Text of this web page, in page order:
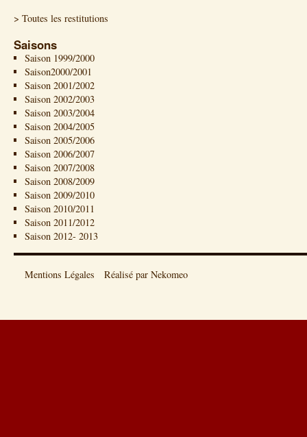
> Toutes les restitutions
Saisons
Saison 1999/2000
Saison2000/2001
Saison 2001/2002
Saison 2002/2003
Saison 2003/2004
Saison 2004/2005
Saison 2005/2006
Saison 2006/2007
Saison 2007/2008
Saison 2008/2009
Saison 2009/2010
Saison 2010/2011
Saison 2011/2012
Saison 2012- 2013
Mentions Légales Réalisé par Nekomeo